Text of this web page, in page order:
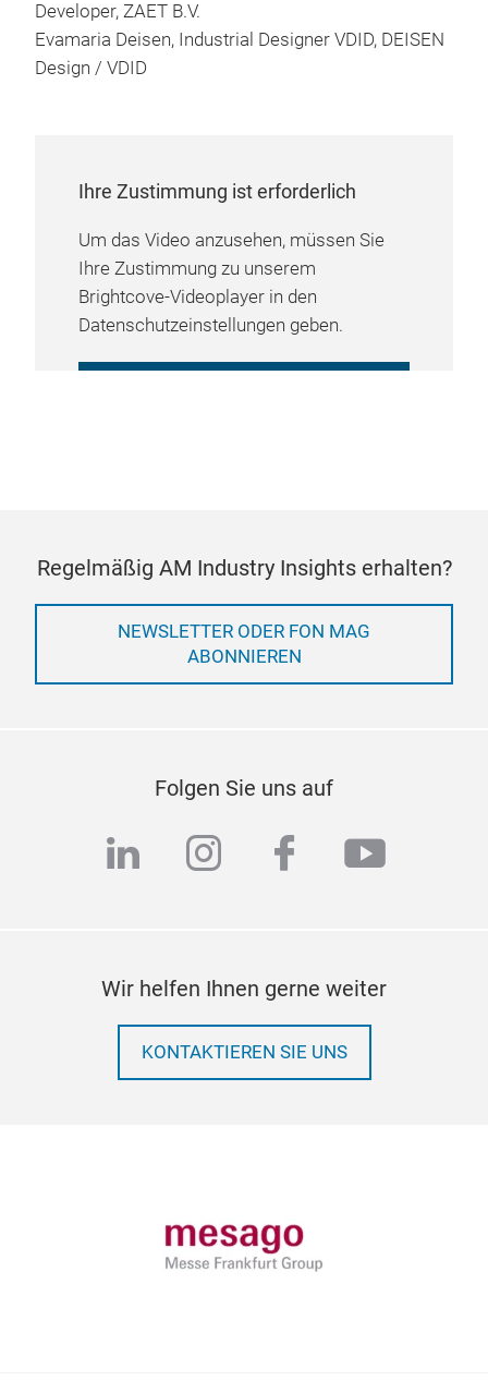
Developer, ZAET B.V.
Evamaria Deisen, Industrial Designer VDID, DEISEN
Design / VDID
Ihre Zustimmung ist erforderlich
Um das Video anzusehen, müssen Sie
Ihre Zustimmung zu unserem
Brightcove-Videoplayer in den
Datenschutzeinstellungen geben.
Regelmäßig AM Industry Insights erhalten?
NEWSLETTER ODER FON MAG
ABONNIEREN
Folgen Sie uns auf
linkedininstagram
facebook
Wir helfen Ihnen gerne weiter
KONTAKTIEREN SIE UNS